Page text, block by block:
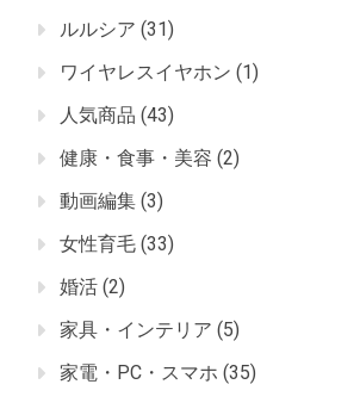
ルルシア (31)
ワイヤレスイヤホン (1)
人気商品 (43)
健康・食事・美容 (2)
動画編集 (3)
女性育毛 (33)
婚活 (2)
家具・インテリア (5)
家電・PC・スマホ (35)